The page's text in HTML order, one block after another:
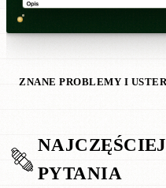
ZNANE PROBLEMY I
PYTANIA